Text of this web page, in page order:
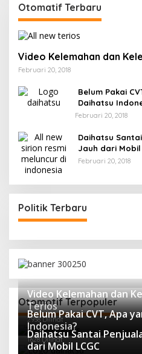
Otomatif Terbaru
Video Kelemahan dan
Februari 20, 2018
Belum Pakai
Daihatsu
Februari 20, 2018
Daihatsu
Jauh dari Mobil
Februari 20, 2018
Politik Terbaru
Otomotif Terpopuler
Video Kelemahan dan
Terios
2938 Dilihat
Belum Pakai CVT, Apa
Indonesia?
1628 Dilihat
Daihatsu Santai
dari Mobil LCGC